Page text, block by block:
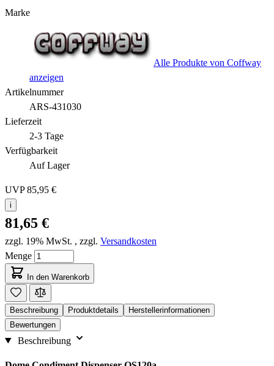
Marke
Alle Produkte von Coffway
anzeigen
Artikelnummer
ARS-431030
Lieferzeit
2-3 Tage
Verfügbarkeit
Auf Lager
UVP85,95 €
i
81,65 €
zzgl. 19% MwSt. , zzgl. Versandkosten
Menge
In den Warenkorb
Beschreibung Produktdetails
Herstellerinformationen
Bewertungen
Beschreibung